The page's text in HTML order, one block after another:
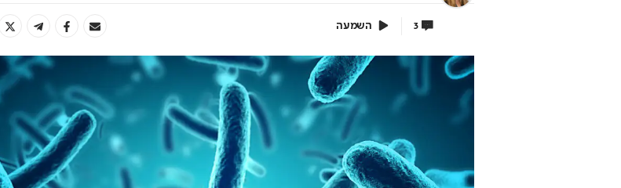
3 השמעה
את מותג הצבע SIMPLY
בשיתוף BG BOND
ותשלום זכיות מיידי
בשיתוף המועצה להסדר ההימורים